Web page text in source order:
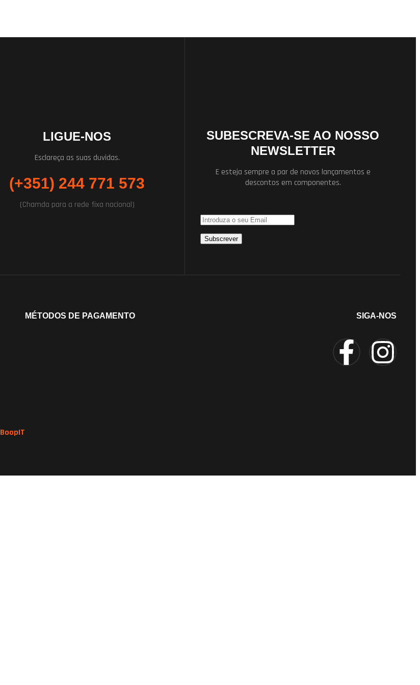
LIGUE-NOS
Esclareça as suas duvidas.
(+351) 244 771 573
(Chamda para a rede fixa nacional)
SUBESCREVA-SE AO NOSSO
NEWSLETTER
E esteja sempre a par de novos lançamentos e
descontos em componentes.
MÉTODOS DE PAGAMENTO SIGA-NOS
BoopIT